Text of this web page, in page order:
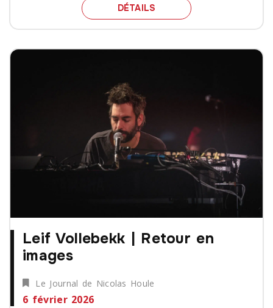
DÉTAILS LE PHÉNOMÈNE NÉO-
Leif Vollebekk | Retour en
images
Le Journal de Nicolas Houle
6 février 2026